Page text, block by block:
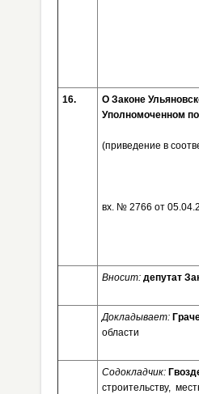
16.
О Законе
Уполномоченном
(приведение в
вх. №
Вносит: депутат
Докладывает:
области
Содокладчик:
строительству,